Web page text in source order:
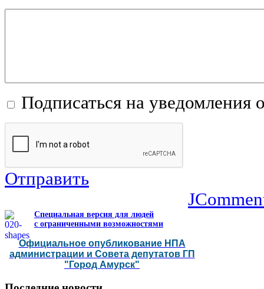
Подписаться на уведомления
Отправить
Специальная версия для людей
с ограниченными возможностями
Официальное опубликование НПА
администрации и Совета депутатов ГП
"Город Амурск"